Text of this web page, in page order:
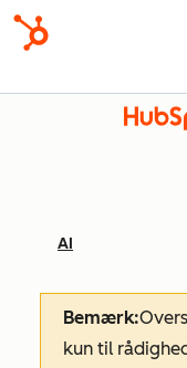
AI
Bemærk:
kun til